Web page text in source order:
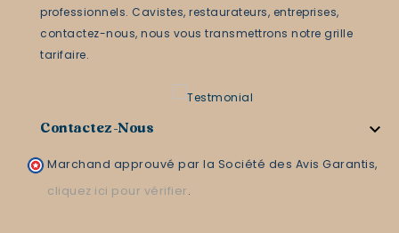
professionnels. Cavistes, restaurateurs, entreprises,
contactez-nous, nous vous transmettrons notre grille
tarifaire.
Contactez-Nous 
Marchand approuvé par la Société des Avis Garantis,
cliquez ici pour vérifier.